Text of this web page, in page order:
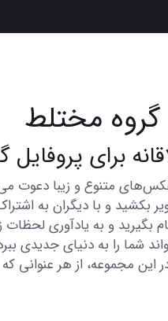
مختلط
بکشید و با دیگران به
بگیرید و به یادآوری
شما را به دنیای جدیدی
مجموعه، از هر عنوانی